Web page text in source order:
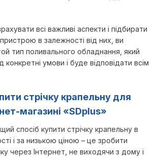
всі важливі аспекти і підбирати
в залежності від них, ви
тип поливального обладнання, який
конкретні умови і буде відповідати всім
стрічку крапельну для
магазині «SDplus»
спосіб купити стрічку крапельну в
і за низькою ціною – це зробити
через Інтернет, не виходячи з дому і